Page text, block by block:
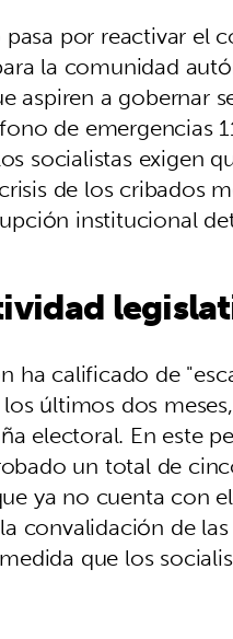
por reactivar el
la comunidad
aspiren a gobernar
de emergencias
socialistas exigen
de los cribados
institucional
ha calificado de
últimos dos
electoral. En este
un total de
ya no cuenta con
convalidación de
que los